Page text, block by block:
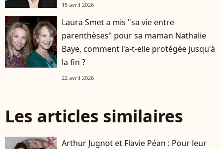
15 avril 2026
Laura Smet a mis "sa vie entre
parenthèses" pour sa maman Nathalie
Baye, comment l'a-t-elle protégée jusqu'à
la fin ?
22 avril 2026
Les articles similaires
Arthur Jugnot et Flavie Péan : Pour leur